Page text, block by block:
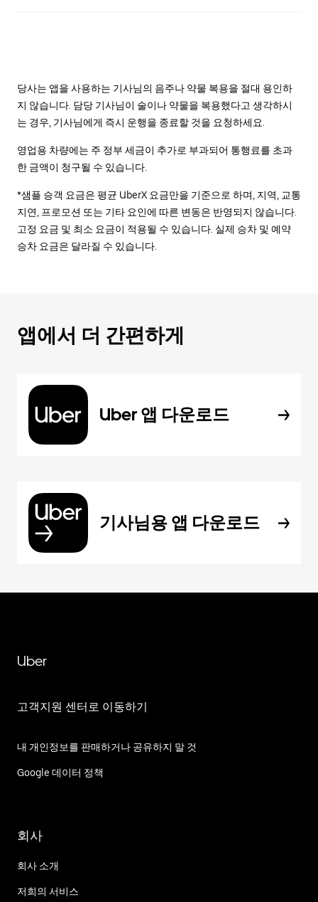
당사는 앱을 사용하는 기사님의 음주나 약물 복용을 절대 용인하
지 않습니다. 담당 기사님이 술이나 약물을 복용했다고 생각하시
는 경우, 기사님에게 즉시 운행을 종료할 것을 요청하세요.
영업용 차량에는 주 정부 세금이 추가로 부과되어 통행료를 초과
한 금액이 청구될 수 있습니다.
*샘플 승객 요금은 평균 UberX 요금만을 기준으로 하며, 지역, 교통
지연, 프로모션 또는 기타 요인에 따른 변동은 반영되지 않습니다.
고정 요금 및 최소 요금이 적용될 수 있습니다. 실제 승차 및 예약
승차 요금은 달라질 수 있습니다.
앱에서 더 간편하게
Uber 앱 다운로드
기사님용 앱 다운로드
Uber
고객지원 센터로 이동하기
내 개인정보를 판매하거나 공유하지 말 것
Google 데이터 정책
회사
회사 소개
저희의 서비스